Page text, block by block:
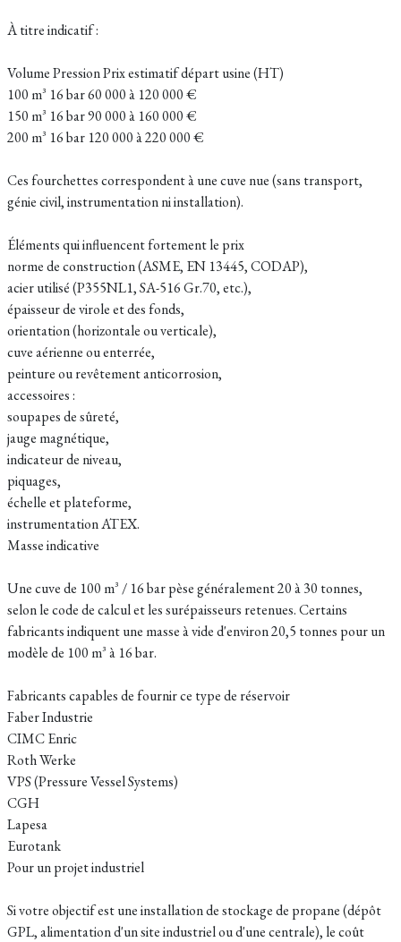
À titre indicatif :
Volume Pression Prix estimatif départ usine (HT)
100 m³ 16 bar 60 000 à 120 000 €
150 m³ 16 bar 90 000 à 160 000 €
200 m³ 16 bar 120 000 à 220 000 €
Ces fourchettes correspondent à une cuve nue (sans transport,
génie civil, instrumentation ni installation).
Éléments qui influencent fortement le prix
norme de construction (ASME, EN 13445, CODAP),
acier utilisé (P355NL1, SA-516 Gr.70, etc.),
épaisseur de virole et des fonds,
orientation (horizontale ou verticale),
cuve aérienne ou enterrée,
peinture ou revêtement anticorrosion,
accessoires :
soupapes de sûreté,
jauge magnétique,
indicateur de niveau,
piquages,
échelle et plateforme,
instrumentation ATEX.
Masse indicative
Une cuve de 100 m³ / 16 bar pèse généralement 20 à 30 tonnes,
selon le code de calcul et les surépaisseurs retenues. Certains
fabricants indiquent une masse à vide d'environ 20,5 tonnes pour un
modèle de 100 m³ à 16 bar.
Fabricants capables de fournir ce type de réservoir
Faber Industrie
CIMC Enric
Roth Werke
VPS (Pressure Vessel Systems)
CGH
Lapesa
Eurotank
Pour un projet industriel
Si votre objectif est une installation de stockage de propane (dépôt
GPL, alimentation d'un site industriel ou d'une centrale), le coût